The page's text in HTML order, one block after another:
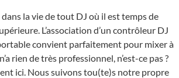
la vie de tout DJ où il est temps de
L’association d’un contrôleur DJ
convient parfaitement pour mixer à
rien de très professionnel, n’est-ce pas ?
ici. Nous suivons tou(te)s notre propre